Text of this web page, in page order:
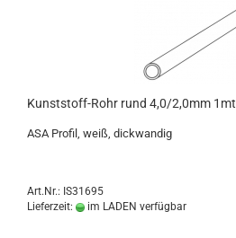
Kunststoff-Rohr rund 4,0/2,0mm
ASA Profil, weiß, dickwandig
Art.Nr.: IS31695
Lieferzeit:
im LADEN verfügbar